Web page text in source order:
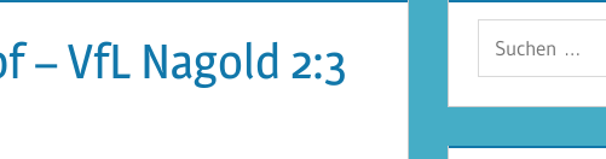
– VfL Nagold 2:3